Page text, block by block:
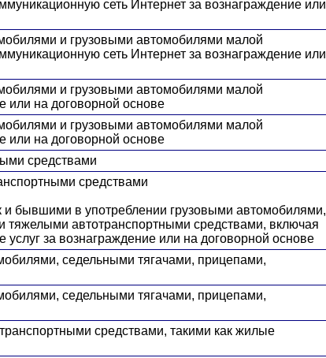
сеть Интернет за вознаграждение или
и грузовыми автомобилями малой
сеть Интернет за вознаграждение или
и грузовыми автомобилями малой
или на договорной основе
и грузовыми автомобилями малой
или на договорной основе
средствами
средствами
и бывшими в употреблении грузовыми автомобилями,
тяжелыми автотранспортными средствами, включая
услуг за вознаграждение или на договорной основе
седельными тягачами, прицепами,
седельными тягачами, прицепами,
средствами, такими как жилые